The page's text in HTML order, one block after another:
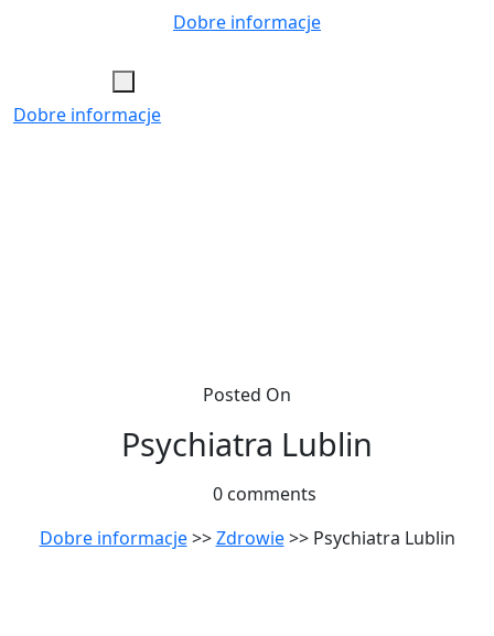
Dobre informacje
Dobre informacje
Posted On
Psychiatra Lublin
0 comments
Dobre informacje>>Zdrowie>> Psychiatra Lublin